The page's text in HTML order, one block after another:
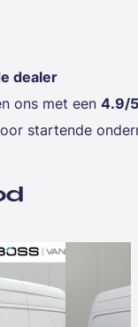
dealer
ons met een 4.9/5
startende